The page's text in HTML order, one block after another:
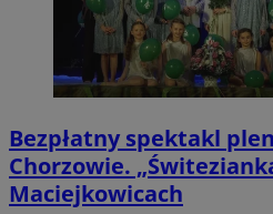
Bezpłatny spektakl
Chorzowie.
Maciejkowicach